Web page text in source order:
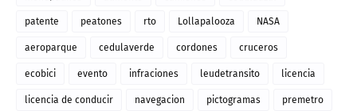
patente peatones rto Lollapalooza NASA
aeroparque cedulaverde cordones cruceros
ecobici evento infraciones leudetransito licencia
licencia de conducir navegacion pictogramas premetro